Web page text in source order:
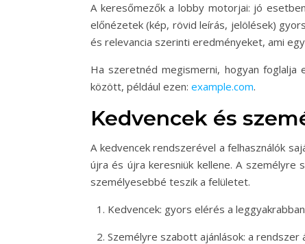
A keresőmezők a lobby motorjai: jó
előnézetek (kép, rövid leírás, jelölések)
és relevancia szerinti eredményeket, ami
Ha szeretnéd megismerni, hogyan
között, például ezen: example.com.
Kedvencek és
A kedvencek rendszerével a felhasználók
újra és újra keresniük kellene. A személyre
személyesebbé teszik a felületet.
Kedvencek: gyors elérés a
Személyre szabott ajánlások: a